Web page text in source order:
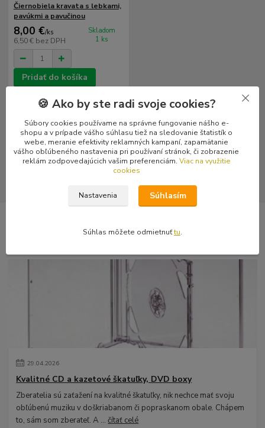
Čiernobiela kravata s lebkami,
pavúkmi a pavučinou
8,00 €/ks
6,50 € bez DPH
Skladom
1 ks
Pridať do košíka
Ponuka kravát v rôznych farebných variantoch v Hirax Shope.
Novinky z nášho blogu
29.04.2026
Kvalitné CD a kazetové škatuľky, DVD boxy
Zberatelia sú zaťažení na kvalitné škatuľky, nik nechce mať svoju
obľúbenú muziku v doškriabanom či popraskanom obale. Chápem
to, sám som zberateľ. A ...čítať celé
🍪 Ako by ste radi svoje cookies?
Súbory cookies používame na správne fungovanie nášho e-
shopu a v prípade vášho súhlasu tiež na sledovanie štatistík o
webe, meranie efektivity reklamných kampaní, zapamätanie
vášho obľúbeného nastavenia pri používaní stránok, či zobrazenie
reklám zodpovedajúcich vašim preferenciám. Viac na využitie
cookies
Nastavenia Súhlasím
Súhlas môžete odmietnuťtu.